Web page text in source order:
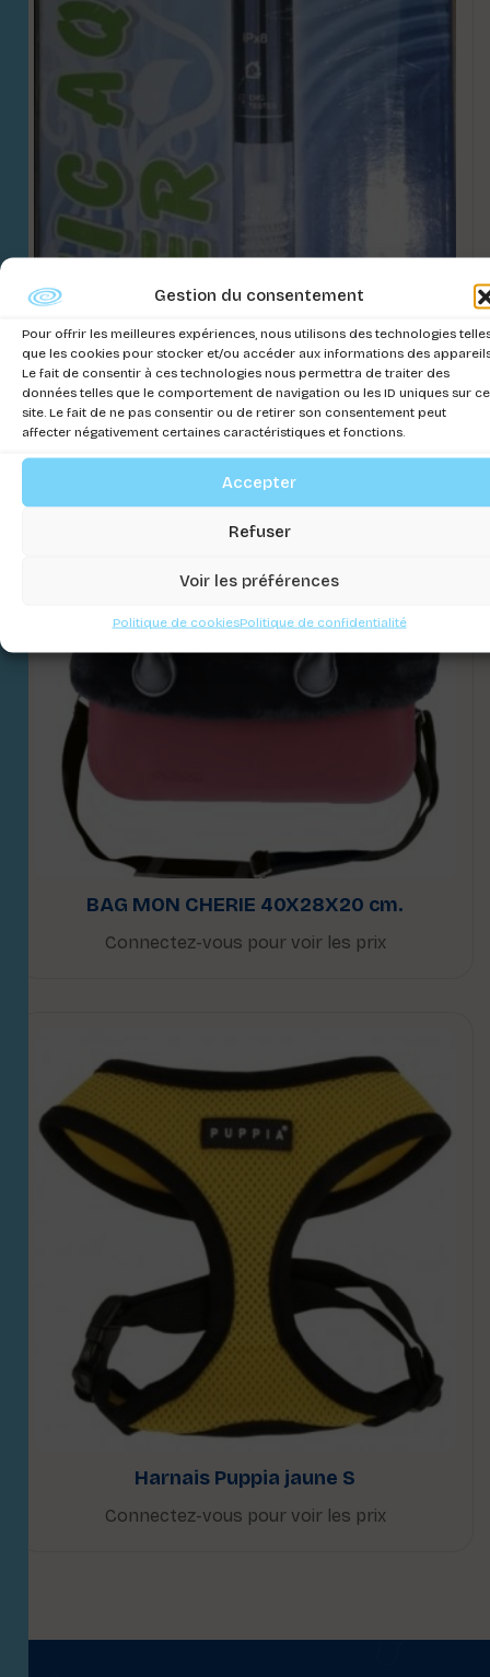
Gestion du consentement
Pour offrir les meilleures expériences, nous utilisons des technologies
que les cookies pour stocker et/ou accéder aux informations des
Le fait de consentir à ces technologies nous permettra de traiter des
données telles que le comportement de navigation ou les ID uniques sur ce
site. Le fait de ne pas consentir ou de retirer son consentement peut
affecter négativement certaines caractéristiques et fonctions.
Accepter
Refuser
Voir les préférences
Politique de cookiesPolitique de confidentialité
Chauffage Resun 150w
Connectez-vous pour voir les prix
BAG MON CHERIE 40X28X20 cm.
Connectez-vous pour voir les prix
Harnais Puppia jaune S
Connectez-vous pour voir les prix